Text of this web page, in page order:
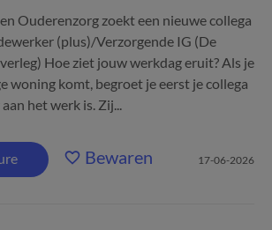
Ouderenzorg zoekt een nieuwe collega
(plus)/Verzorgende IG (De
Hoe ziet jouw werkdag eruit? Als je
woning komt, begroet je eerst je collega
het werk is. Zij...
Bewaren 17-06-2026